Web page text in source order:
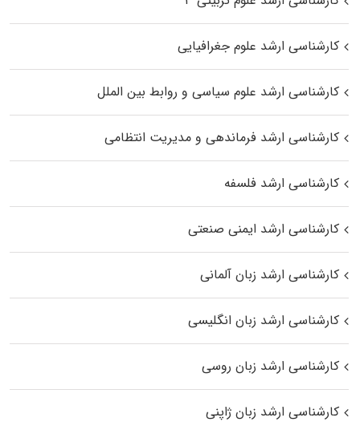
کارشناسی ارشد علوم جغرافیایی
کارشناسی ارشد علوم سیاسی و روابط بین الملل
کارشناسی ارشد فرماندهی و مدیریت انتظامی
کارشناسی ارشد فلسفه
کارشناسی ارشد ایمنی صنعتی
کارشناسی ارشد زبان آلمانی
کارشناسی ارشد زبان انگلیسی
کارشناسی ارشد زبان روسی
کارشناسی ارشد زبان ژاپنی